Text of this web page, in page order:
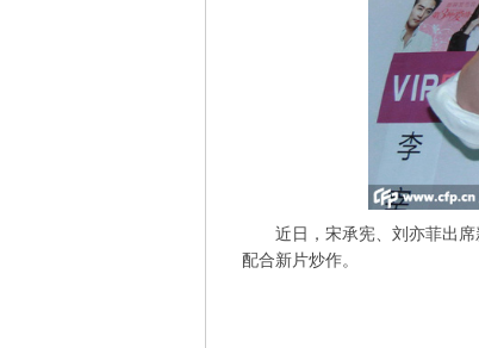
近日，宋承宪、刘亦菲出席
配合新片炒作。